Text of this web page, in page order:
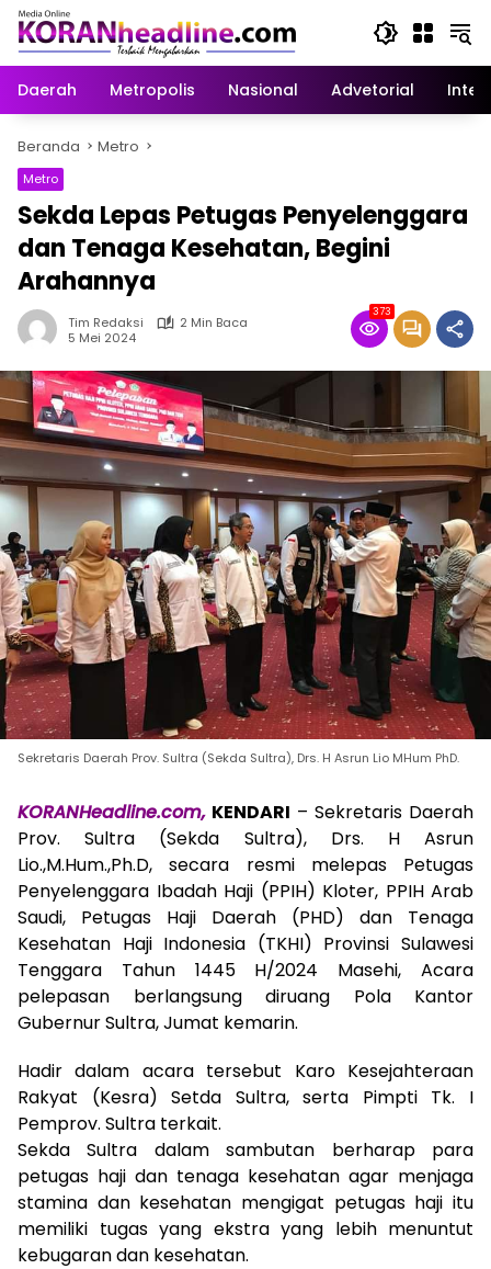
Langsung
konten
Daerah
Metropolis Nasional Advetorial
Beranda Metro
Metro
Sekda Lepas Petugas Penyelenggara
dan Tenaga Kesehatan, Begini
Arahannya
Tim Redaksi
2 Min Baca
5 Mei 2024
373
Sekretaris Daerah Prov. Sultra (Sekda Sultra), Drs. H Asrun Lio MHum PhD.
KORANHeadline.com, KENDARI – Sekretaris Daerah
Prov. Sultra (Sekda Sultra), Drs. H Asrun
Lio.,M.Hum.,Ph.D, secara resmi melepas Petugas
Penyelenggara Ibadah Haji (PPIH) Kloter, PPIH Arab
Saudi, Petugas Haji Daerah (PHD) dan Tenaga
Kesehatan Haji Indonesia (TKHI) Provinsi Sulawesi
Tenggara Tahun 1445 H/2024 Masehi, Acara
pelepasan berlangsung diruang Pola Kantor
Gubernur Sultra, Jumat kemarin.
Hadir dalam acara tersebut Karo Kesejahteraan
Rakyat (Kesra) Setda Sultra, serta Pimpti Tk. I
Pemprov. Sultra terkait.
Sekda Sultra dalam sambutan berharap para
petugas haji dan tenaga kesehatan agar menjaga
stamina dan kesehatan mengigat petugas haji itu
memiliki tugas yang ekstra yang lebih menuntut
kebugaran dan kesehatan.